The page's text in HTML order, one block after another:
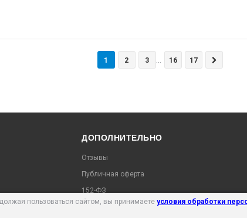
1 2 3 16 17
ДОПОЛНИТЕЛЬНО
Отзывы
Публичная оферта
152-ФЗ
пользоваться сайтом, вы принимаете условия обработки